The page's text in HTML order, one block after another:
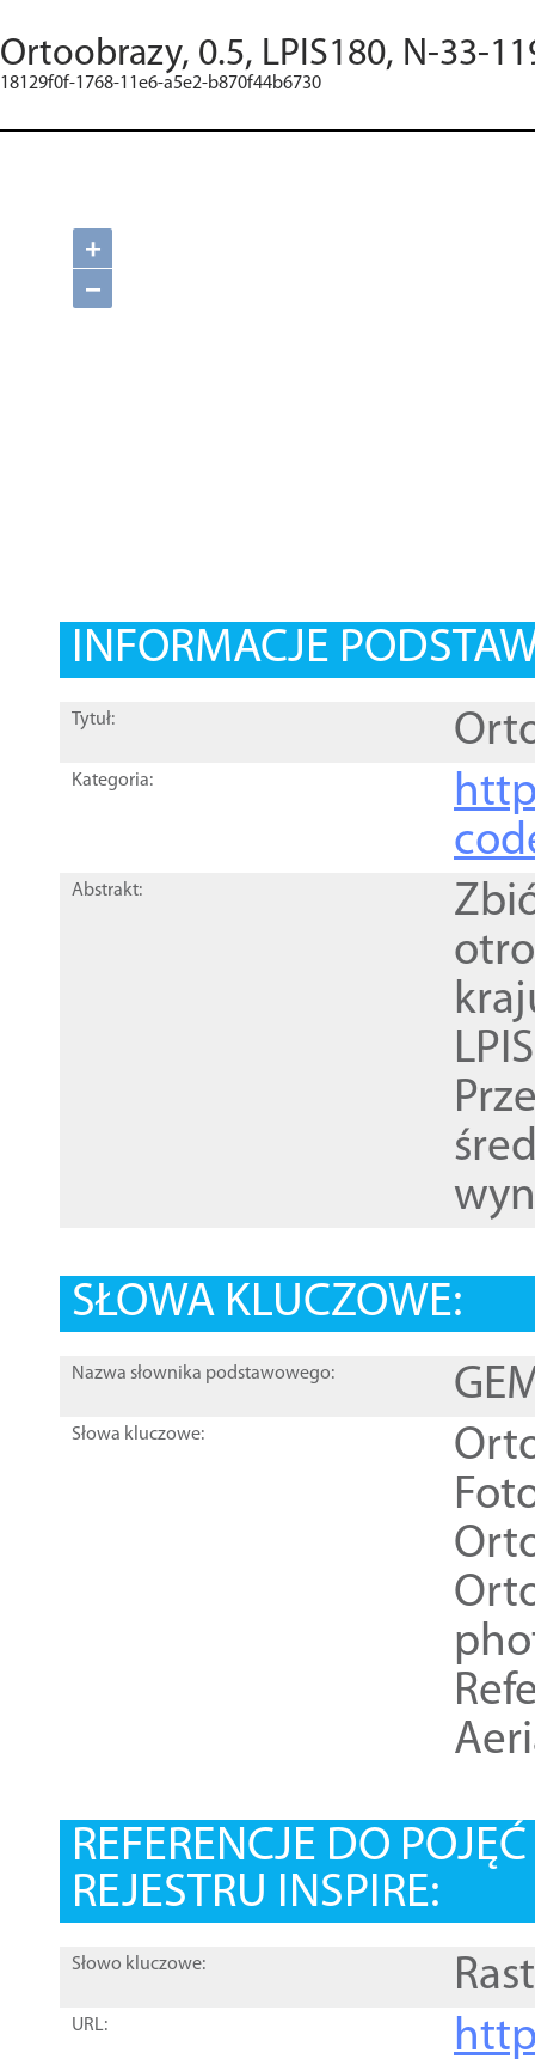
Ortoobrazy, 0.5, LPIS180, N-33-
18129f0f-1768-11e6-a5e2-b870f44b6730
+
−
INFORMACJE
Tytuł:
Kategoria:
Abstrakt:
SŁOWA KLUCZOWE:
Nazwa słownika podstawowego:
Słowa kluczowe:
REFERENCJE DO
REJESTRU INSPIRE:
Słowo kluczowe:
URL: